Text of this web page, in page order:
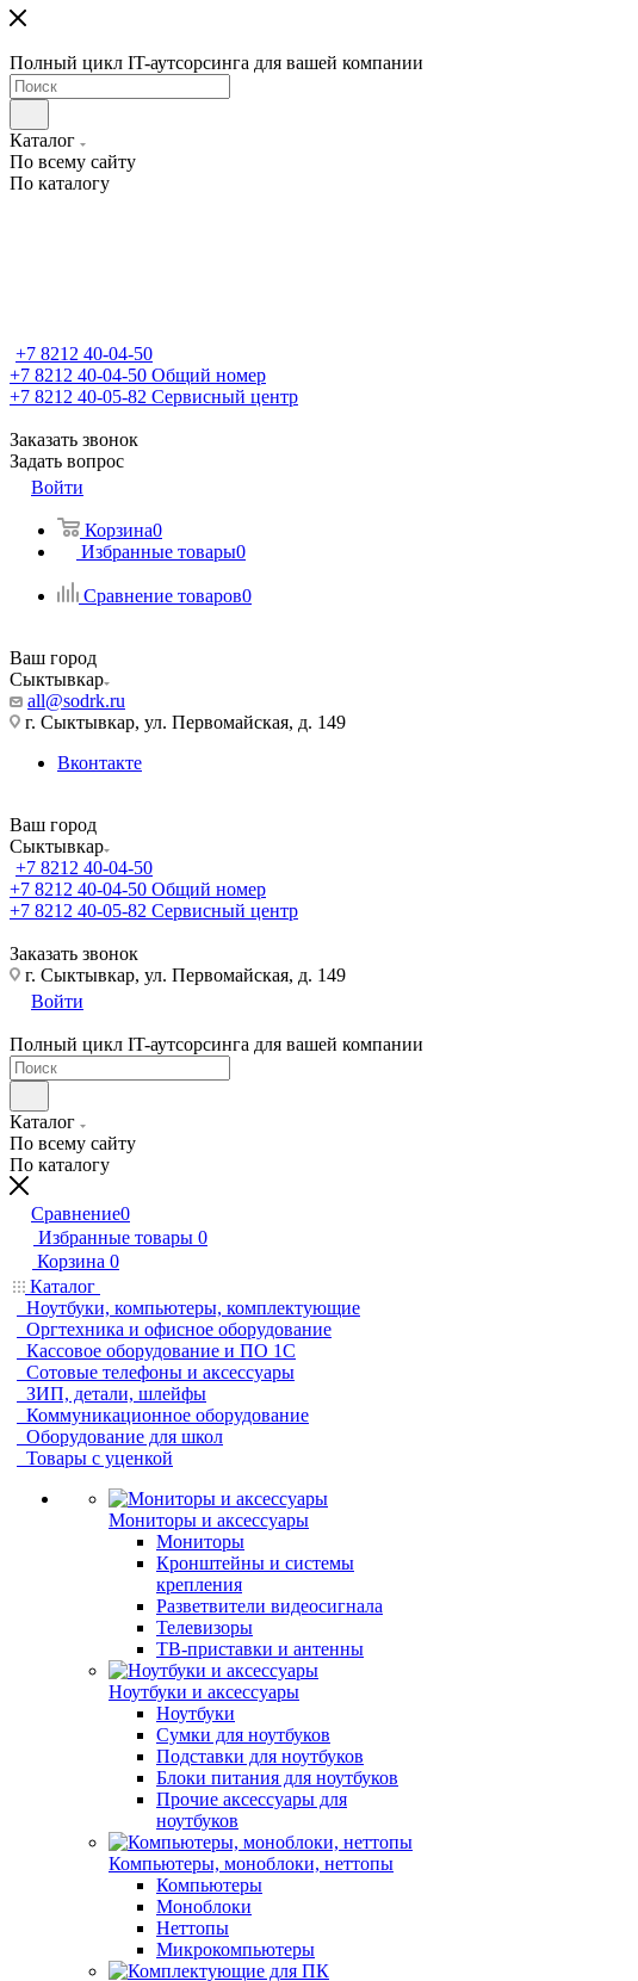
Полный цикл IT-аутсорсинга для вашей компании
Каталог
По всему сайту
По каталогу
+7 8212 40-04-50
+7 8212 40-04-50 Общий номер
+7 8212 40-05-82 Сервисный центр
Заказать звонок
Задать вопрос
Войти
Корзина0
Избранные товары0
Сравнение товаров0
Ваш город
Сыктывкар
all@sodrk.ru
г. Сыктывкар, ул. Первомайская, д. 149
Вконтакте
Ваш город
Сыктывкар
+7 8212 40-04-50
+7 8212 40-04-50 Общий номер
+7 8212 40-05-82 Сервисный центр
Заказать звонок
г. Сыктывкар, ул. Первомайская, д. 149
Войти
Полный цикл IT-аутсорсинга для вашей компании
Каталог
По всему сайту
По каталогу
Сравнение0
Избранные товары 0
Корзина 0
Каталог
Ноутбуки, компьютеры, комплектующие
Оргтехника и офисное оборудование
Кассовое оборудование и ПО 1С
Сотовые телефоны и аксессуары
ЗИП, детали, шлейфы
Коммуникационное оборудование
Оборудование для школ
Товары с уценкой
Мониторы и аксессуары
Мониторы
Кронштейны и системы
крепления
Разветвители видеосигнала
Телевизоры
ТВ-приставки и антенны
Ноутбуки и аксессуары
Ноутбуки
Сумки для ноутбуков
Подставки для ноутбуков
Блоки питания для ноутбуков
Прочие аксессуары для
ноутбуков
Компьютеры, моноблоки, неттопы
Компьютеры
Моноблоки
Неттопы
Микрокомпьютеры